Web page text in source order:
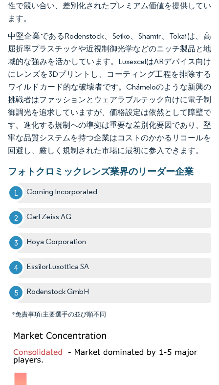
性で競い合い、差別化されたプレミアム価値を提供してい
ます。
中堅企業であるRodenstock、Seiko、Shamir、Tokaiは、高
屈折率プラスチックや近視制御光学などのニッチ製品と地
域的な強みを活かしています。LuxexcelはARデバイス向け
にレンズを3Dプリントし、コーティング工程を排除する
ワイルドカード的な破壊者です。Chámeloのような新興の
挑戦者はファッションとウェアラブルテック向けに電子制
御調光を追求していますが、価格設定は依然として障壁で
す。進化する規制への準拠は重要な差別化要因であり、堅
牢な品質システムを持つ企業はコストのかかるリコールを
回避し、厳しく規制された市場に最初に参入できます。
フォトクロミックレンズ業界のリーダー企業
Corning Incorporated
Carl Zeiss AG
Hoya Corporation
EssilorLuxottica SA
Rodenstock GmbH
*免責事項:主要選手の並び順不同